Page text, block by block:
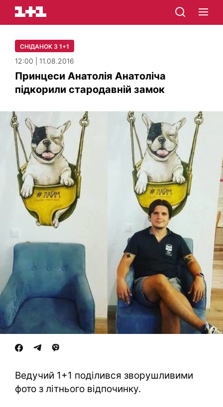
СНІДАНОК З 1+1
12:00 | 11.08.2016
Принцеси Анатолія Анатоліча
підкорили стародавній замок
Ведучий 1+1 поділився зворушливими
фото з літнього відпочинку.